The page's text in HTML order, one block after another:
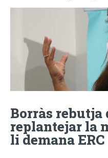
Borràs rebutja
replantejar la
li demana ERC